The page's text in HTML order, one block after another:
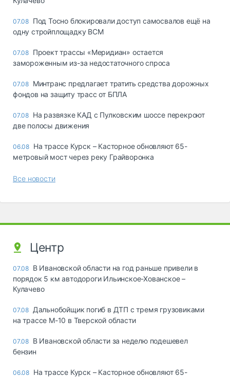
07.08 Под Тосно блокировали доступ самосвалов ещё на
одну стройплощадку ВСМ
07.08 Проект трассы «Меридиан» остается
замороженным из-за недостаточного спроса
07.08 Минтранс предлагает тратить средства дорожных
фондов на защиту трасс от БПЛА
07.08 На развязке КАД с Пулковским шоссе перекроют
две полосы движения
06.08 На трассе Курск – Касторное обновляют 65-
метровый мост через реку Грайворонка
Все новости
Центр
07.08 В Ивановской области на год раньше привели в
порядок 5 км автодороги Ильинское-Хованское –
Кулачево
07.08 Дальнобойщик погиб в ДТП с тремя грузовиками
на трассе М-10 в Тверской области
07.08 В Ивановской области за неделю подешевел
бензин
06.08 На трассе Курск – Касторное обновляют 65-